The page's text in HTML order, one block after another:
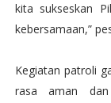
kita sukseskan
kebersamaan,”
Kegiatan patroli
rasa aman dan